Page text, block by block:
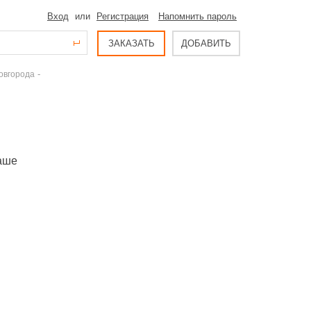
Вход или Регистрация Напомнить пароль
ЗАКАЗАТЬ ДОБАВИТЬ
-